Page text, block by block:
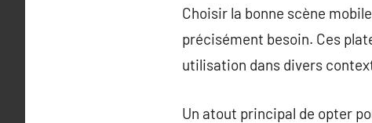
Choisir la bonne scène
précisément besoin. Ces
utilisation dans divers
Un atout principal de opter